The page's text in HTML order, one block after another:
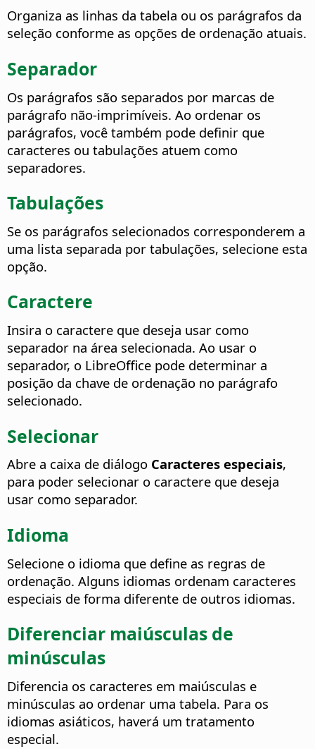
Organiza as linhas da tabela ou os parágrafos da
seleção conforme as opções de ordenação atuais.
Separador
Os parágrafos são separados por marcas de
parágrafo não-imprimíveis. Ao ordenar os
parágrafos, você também pode definir que
caracteres ou tabulações atuem como
separadores.
Tabulações
Se os parágrafos selecionados corresponderem a
uma lista separada por tabulações, selecione esta
opção.
Caractere
Insira o caractere que deseja usar como
separador na área selecionada. Ao usar o
separador, o LibreOffice pode determinar a
posição da chave de ordenação no parágrafo
selecionado.
Selecionar
Abre a caixa de diálogo Caracteres especiais,
para poder selecionar o caractere que deseja
usar como separador.
Idioma
Selecione o idioma que define as regras de
ordenação. Alguns idiomas ordenam caracteres
especiais de forma diferente de outros idiomas.
Diferenciar maiúsculas de
minúsculas
Diferencia os caracteres em maiúsculas e
minúsculas ao ordenar uma tabela. Para os
idiomas asiáticos, haverá um tratamento
especial.